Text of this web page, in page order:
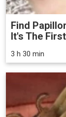
Find
It's The
3 h 30 min